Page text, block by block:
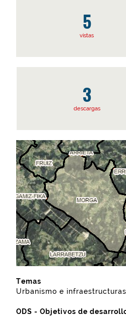
5
vistas
3
descargas
Temas
Urbanismo e infraestructuras
ODS - Objetivos de